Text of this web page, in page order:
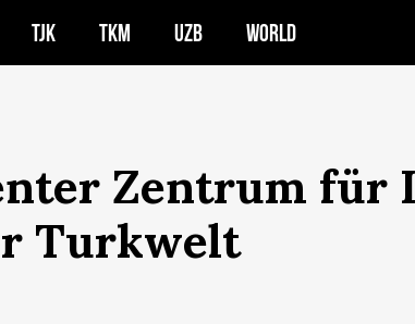
TJK TKM UZB WORLD
Zentrum für
Turkwelt